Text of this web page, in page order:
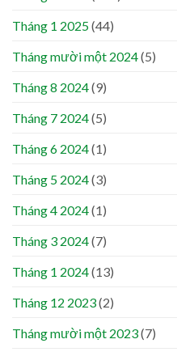
Tháng 1 2025(44)
Tháng mười một 2024(5)
Tháng 8 2024(9)
Tháng 7 2024(5)
Tháng 6 2024(1)
Tháng 5 2024(3)
Tháng 4 2024(1)
Tháng 3 2024(7)
Tháng 1 2024(13)
Tháng 12 2023(2)
Tháng mười một 2023(7)